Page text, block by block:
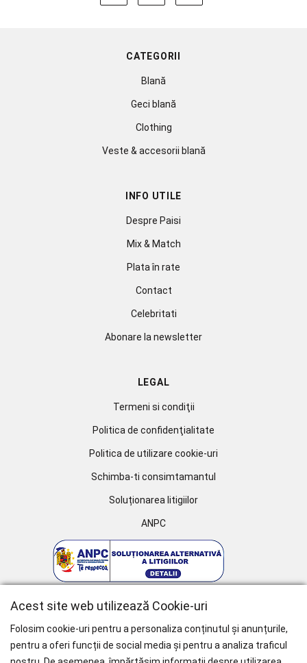
CATEGORII
Blană
Geci blană
Clothing
Veste & accesorii blană
INFO UTILE
Despre Paisi
Mix & Match
Plata în rate
Contact
Celebritati
Abonare la newsletter
LEGAL
Termeni si condiţii
Politica de confidenţialitate
Politica de utilizare cookie-uri
Schimba-ti consimtamantul
Soluționarea litigiilor
ANPC
Acest site web utilizează Cookie-uri
Folosim cookie-uri pentru a personaliza conținutul și anunțurile,
pentru a oferi funcții de social media și pentru a analiza traficul